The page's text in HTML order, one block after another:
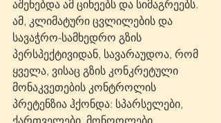
აშენებდა ამ ციხეებს და სიმაგრეებს.
ამ, კლიმატური ცვლილების და
სავაჭრო-სამხედრო გზის
პერსპექტივიდან, სავარაუდოა, რომ
ყველა, ვისაც გზის კონკრეტული
მონაკვეთების კონტროლის
პრეტენზია ჰქონდა: სპარსელები,